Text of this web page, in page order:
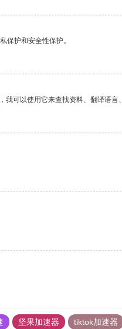
保护和安全性保护。
可以使用它来查找资料、翻译语言
坚果加速器 tiktok加速器